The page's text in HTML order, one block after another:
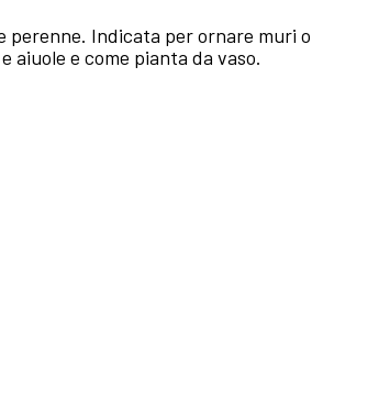
perenne. Indicata per ornare muri o
aiuole e come pianta da vaso.